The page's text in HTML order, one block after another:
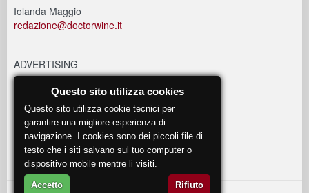
Iolanda Maggio
redazione@doctorwine.it
ADVERTISING
EVENTI
eventi@doctorwine.it
Questo sito utilizza cookies
Questo sito utilizza cookie tecnici per
garantire una migliore esperienza di
navigazione. I cookies sono dei piccoli file di
testo che i siti salvano sul tuo computer o
dispositivo mobile mentre li visiti.
Accetto Rifiuto